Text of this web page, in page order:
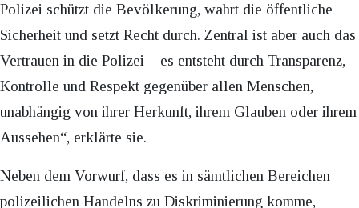
Polizei schützt die Bevölkerung, wahrt die öffentliche
Sicherheit und setzt Recht durch. Zentral ist aber auch das
Vertrauen in die Polizei – es entsteht durch Transparenz,
Kontrolle und Respekt gegenüber allen Menschen,
unabhängig von ihrer Herkunft, ihrem Glauben oder ihrem
Aussehen“, erklärte sie.
Neben dem Vorwurf, dass es in sämtlichen Bereichen
polizeilichen Handelns zu Diskriminierung komme,